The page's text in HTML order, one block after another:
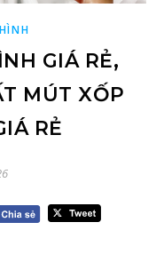
GIÁ RẺ,
MÚT XỐP
RẺ